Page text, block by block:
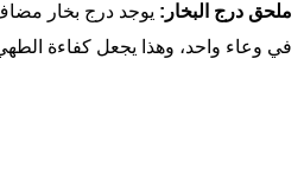
ملحق درج البخار: يوجد درج بخار
في وعاء واحد، وهذا يجعل كفاءة